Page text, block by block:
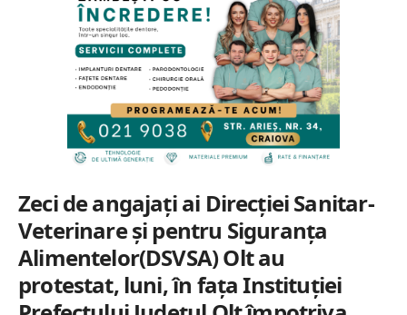
Zeci de angajați ai Direcției Sanitar-
Veterinare și pentru Siguranța
Alimentelor(DSVSA) Olt au
protestat, luni, în fața Instituției